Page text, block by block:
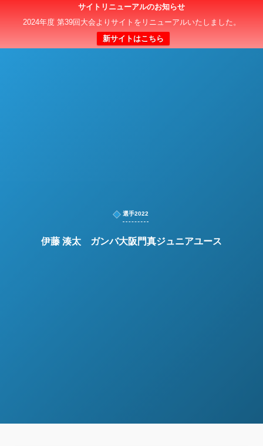
サイトリニューアルのお知らせ
2024年度 第39回大会よりサイトをリニューアルいたしました。
新サイトはこちら
日本クラブユースサッカー選手権（U-15）大会
選手2022
伊藤 湊太 ガンバ大阪門真ジュニアユース